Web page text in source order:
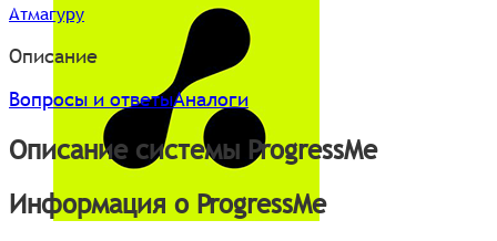
Атмагуру
Описание
Вопросы и ответыАналоги
Описание системы ProgressMe
Информация о ProgressMe